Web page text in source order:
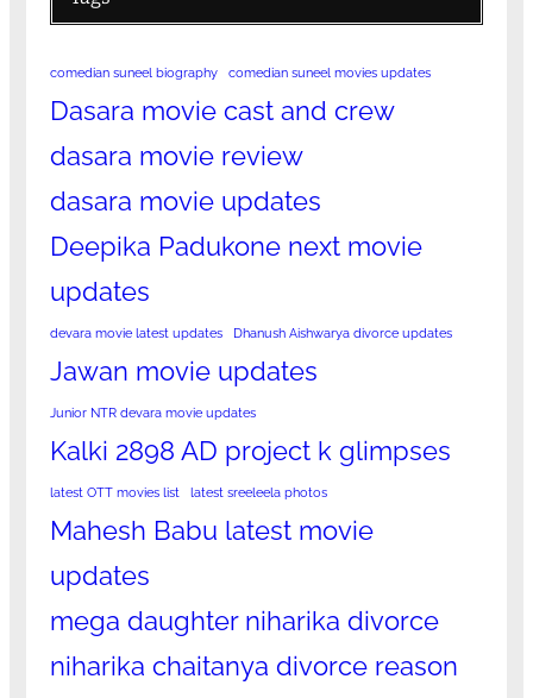
comedian suneel biography comedian suneel movies updates
Dasara movie cast and crew
dasara movie review
dasara movie updates
Deepika Padukone next movie
updates
devara movie latest updates Dhanush Aishwarya divorce updates
Jawan movie updates
Junior NTR devara movie updates
Kalki 2898 AD project k glimpses
latest OTT movies list latest sreeleela photos
Mahesh Babu latest movie
updates
mega daughter niharika divorce
niharika chaitanya divorce reason